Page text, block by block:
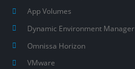
App Volumes
Dynamic Environment Manager
Omnissa Horizon
VMware